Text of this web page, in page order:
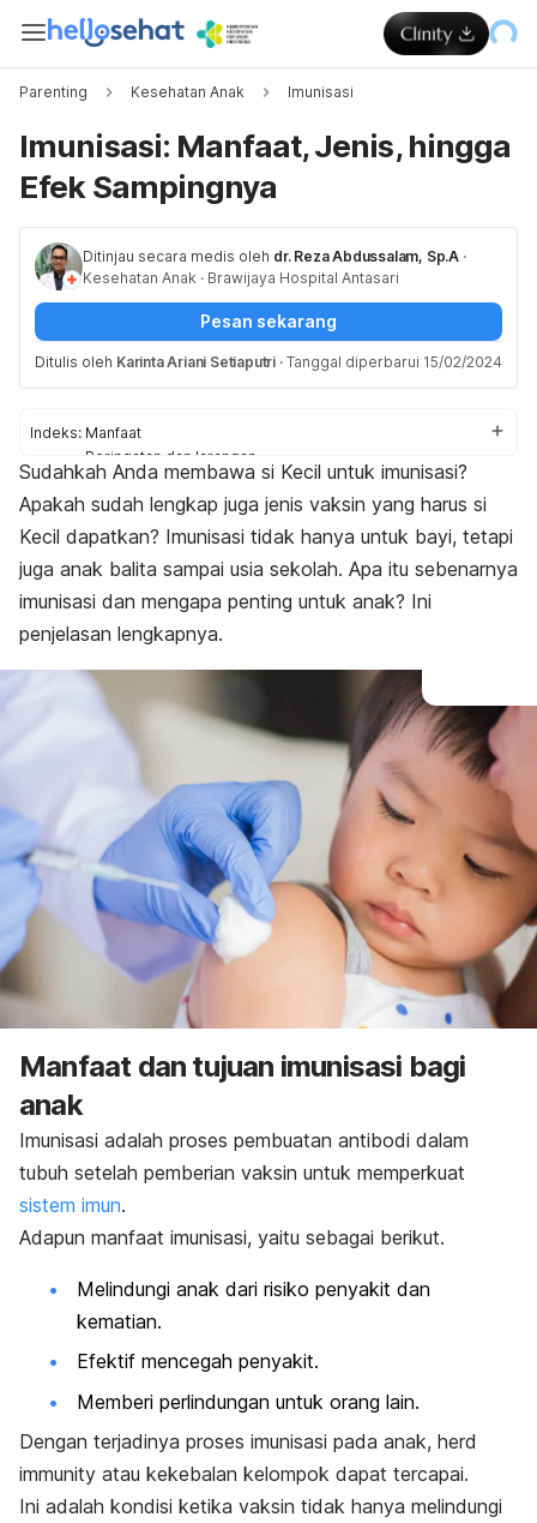
Parenting Kesehatan Anak Imunisasi
Imunisasi: Manfaat, Jenis, hingga
Efek Sampingnya
Ditinjau secara medis oleh dr. Reza Abdussalam, Sp.A ·
Kesehatan Anak · Brawijaya Hospital Antasari
Pesan sekarang
Ditulis oleh Karinta Ariani Setiaputri · Tanggal diperbarui 15/02/2024
Indeks: Manfaat
Peringatan dan larangan
Persiapan
Jenis
Benarkah membuat kebal?
Sudahkah Anda membawa si Kecil untuk imunisasi?
Apakah sudah lengkap juga jenis vaksin yang harus si
Kecil dapatkan? Imunisasi tidak hanya untuk bayi, tetapi
juga anak balita sampai usia sekolah. Apa itu sebenarnya
imunisasi dan mengapa penting untuk anak? Ini
penjelasan lengkapnya.
Manfaat dan tujuan imunisasi bagi
anak
Imunisasi adalah proses pembuatan antibodi dalam
tubuh setelah pemberian vaksin untuk memperkuat
sistem imun.
Adapun manfaat imunisasi, yaitu sebagai berikut.
Melindungi anak dari risiko penyakit dan
kematian.
Efektif mencegah penyakit.
Memberi perlindungan untuk orang lain.
Dengan terjadinya proses imunisasi pada anak, herd
immunity atau kekebalan kelompok dapat tercapai.
Ini adalah kondisi ketika vaksin tidak hanya melindungi